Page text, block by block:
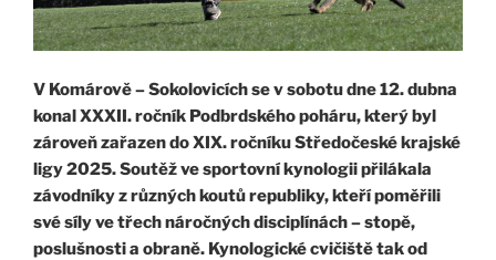
V Komárově – Sokolovicích se v sobotu dne 12. dubna
konal XXXII. ročník Podbrdského poháru, který byl
zároveň zařazen do XIX. ročníku Středočeské krajské
ligy 2025. Soutěž ve sportovní kynologii přilákala
závodníky z různých koutů republiky, kteří poměřili
své síly ve třech náročných disciplínách – stopě,
poslušnosti a obraně. Kynologické cvičiště tak od